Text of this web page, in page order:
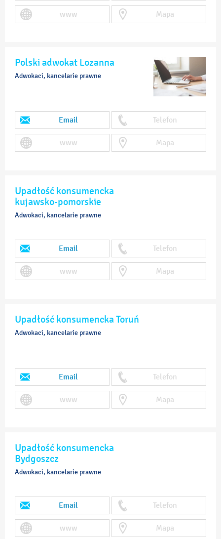
www Mapa
Polski adwokat Lozanna
Adwokaci, kancelarie prawne
Email Telefon
www Mapa
Upadłość konsumencka
kujawsko-pomorskie
Adwokaci, kancelarie prawne
Email Telefon
www Mapa
Upadłość konsumencka Toruń
Adwokaci, kancelarie prawne
Email Telefon
www Mapa
Upadłość konsumencka
Bydgoszcz
Adwokaci, kancelarie prawne
Email Telefon
www Mapa